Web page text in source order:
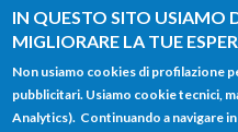
IN QUESTO SITO USIAMO
MIGLIORARE LA TUE
Non usiamo cookies di profilazione
pubblicitari. Usiamo cookie tecnici,
Analytics). Continuando a navigare
Salta al contenuto principale